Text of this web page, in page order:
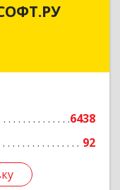
6438
92
проезд, дом №
Подробнее